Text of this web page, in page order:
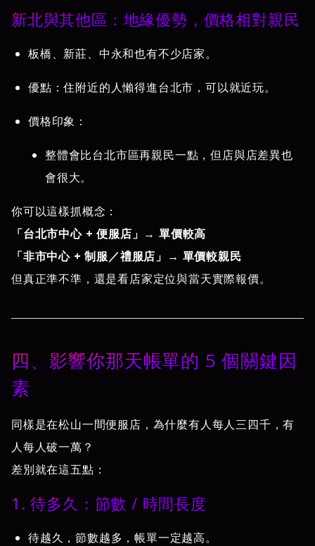
新北與其他區：地緣優勢，價格相對親民
板橋、新莊、中永和也有不少店家。
優點：住附近的人懶得進台北市，可以就近玩。
價格印象：
整體會比台北市區再親民一點，但店與店差異也
會很大。
你可以這樣抓概念：
「台北市中心 + 便服店」→ 單價較高
「非市中心 + 制服／禮服店」→ 單價較親民
但真正準不準，還是看店家定位與當天實際報價。
四、影響你那天帳單的 5 個關鍵因
素
同樣是在松山一間便服店，為什麼有人每人三四千，有
人每人破一萬？
差別就在這五點：
1. 待多久：節數 / 時間長度
待越久，節數越多，帳單一定越高。